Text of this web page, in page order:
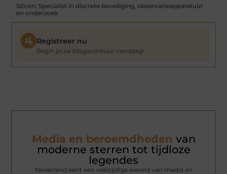
Sitcon: Specialist in discrete beveiliging, observatieapparatuur
en onderzoek
Registreer nu
Begin jouw blogavontuur vandaag!
Media en beroemdheden van
moderne sterren tot tijdloze
legendes
Nederland kent een veelzijdige wereld van media en